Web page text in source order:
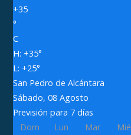
+35
°
C
H: +35°
L: +25°
San Pedro de Alcántara
Sábado, 08 Agosto
Previsión para 7 días
Dom
Lun Mar Mié